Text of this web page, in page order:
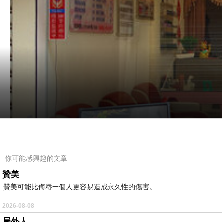
你可能感興趣的文章
贊美
贊美可能比侮辱一個人更容易造成永久性的傷害。
2026-08-08